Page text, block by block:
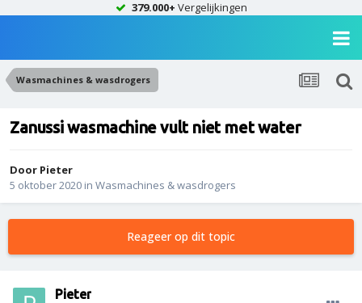
379.000+ Vergelijkingen
Wasmachines & wasdrogers
Zanussi wasmachine vult niet met water
Door Pieter
5 oktober 2020 in Wasmachines & wasdrogers
Reageer op dit topic
Pieter